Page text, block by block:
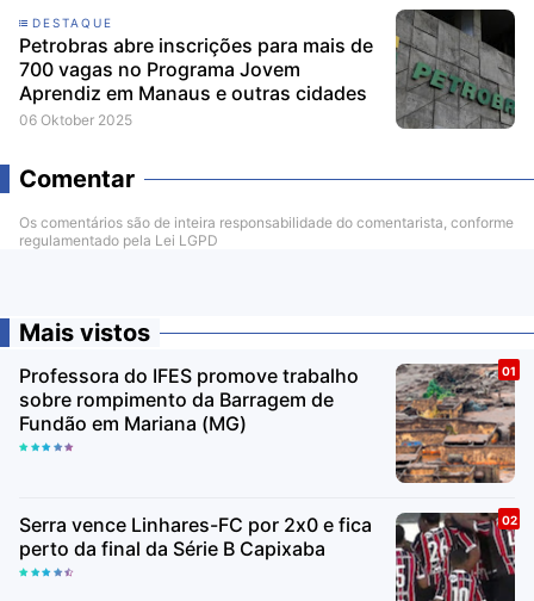
DESTAQUE
Petrobras abre inscrições para mais de
700 vagas no Programa Jovem
Aprendiz em Manaus e outras cidades
06 Oktober 2025
Comentar
Os comentários são de inteira responsabilidade do comentarista, conforme
regulamentado pela Lei LGPD
Mais vistos
Professora do IFES promove trabalho
sobre rompimento da Barragem de
Fundão em Mariana (MG)
Serra vence Linhares-FC por 2x0 e fica
perto da final da Série B Capixaba